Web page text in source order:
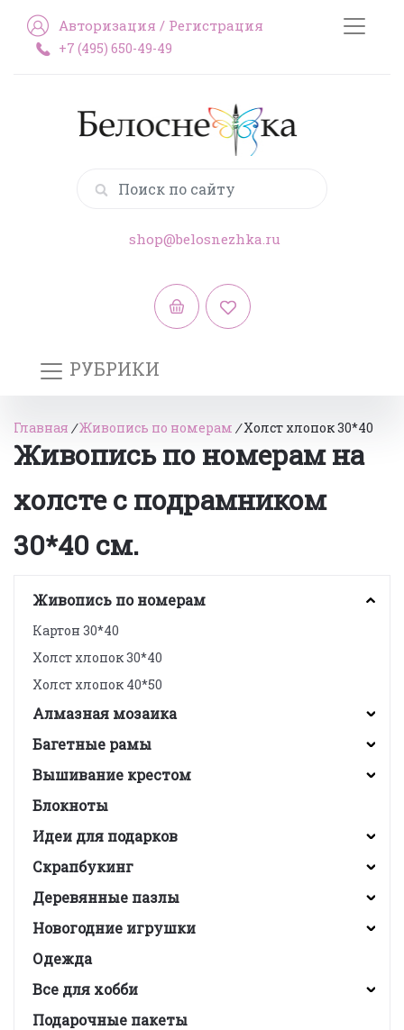
Авторизация / Регистрация
+7 (495) 650-49-49
shop@belosnezhka.ru
РУБРИКИ
Главная /Живопись по номерам /Холст хлопок 30*40
Живопись по номерам на
холсте с подрамником
30*40 см.
Живопись по номерам
Картон 30*40
Холст хлопок 30*40
Холст хлопок 40*50
Алмазная мозаика
Багетные рамы
Вышивание крестом
Блокноты
Идеи для подарков
Скрапбукинг
Деревянные пазлы
Новогодние игрушки
Одежда
Все для хобби
Подарочные пакеты